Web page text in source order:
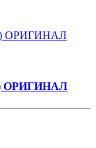
ОРИГИНАЛ